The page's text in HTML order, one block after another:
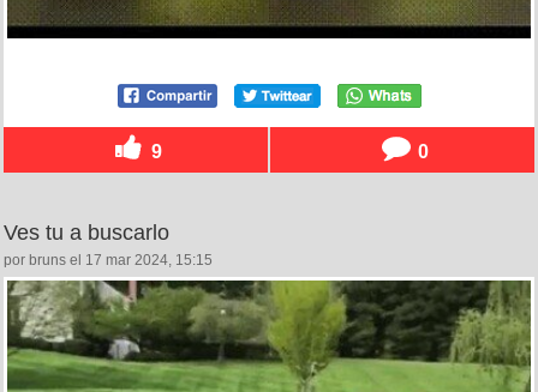
9 0
Ves tu a buscarlo
por bruns el 17 mar 2024, 15:15